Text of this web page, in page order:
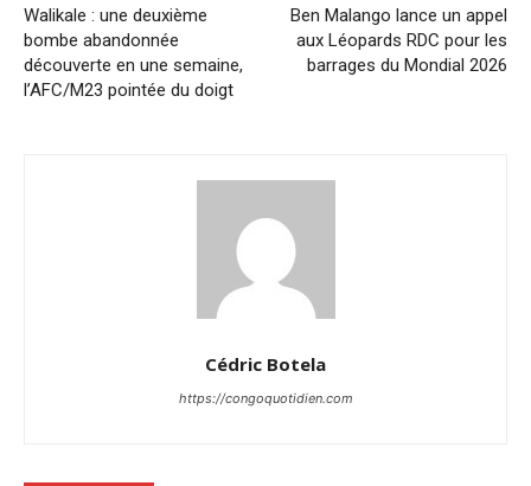
Walikale : une deuxième
bombe abandonnée
découverte en une semaine,
l’AFC/M23 pointée du doigt
Ben Malango lance un appel
aux Léopards RDC pour les
barrages du Mondial 2026
Cédric Botela
https://congoquotidien.com